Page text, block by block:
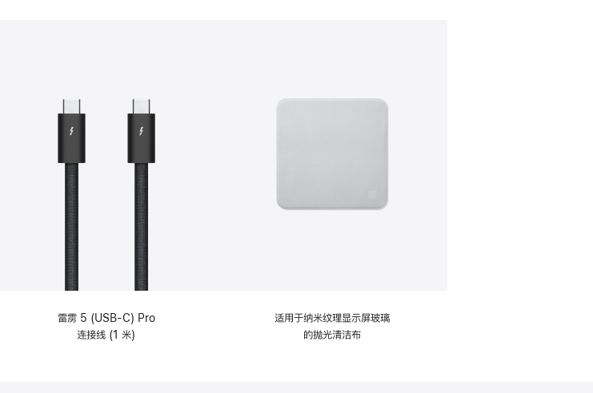
雷雳 5 (USB-C) Pro
连接线 (1 米)
适用于纳米纹理显示屏玻璃
的抛光清洁布